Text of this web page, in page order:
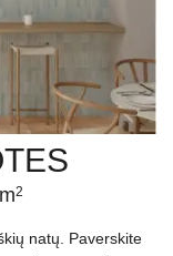
2
natų. Paverskite